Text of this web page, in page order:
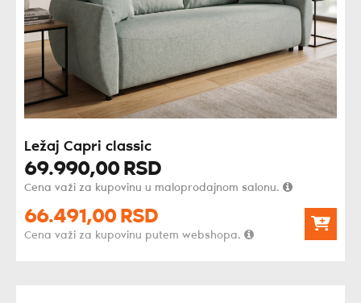
Ležaj Capri classic
69.990,00 RSD
Cena važi za kupovinu u maloprodajnom salonu.
66.491,00 RSD
Cena važi za kupovinu putem webshopa.